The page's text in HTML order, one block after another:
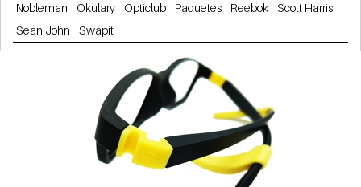
Nobleman
Okulary Opticlub Paquetes Reebok
Scott Harris
Sean John
Swapit